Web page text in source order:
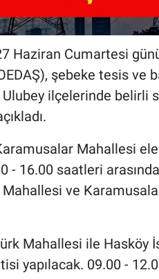
Haziran Cumartesi
şebeke tesis ve
Ulubey ilçelerinde belirli
Mahallesi
- 16.00 saatleri
ve
Mahallesi ile Hasköy
yapılacak. 09.00 -